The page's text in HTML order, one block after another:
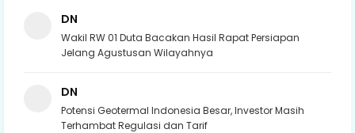
DN
Wakil RW 01 Duta Bacakan Hasil Rapat Persiapan
Jelang Agustusan Wilayahnya
DN
Potensi Geotermal Indonesia Besar, Investor Masih
Terhambat Regulasi dan Tarif